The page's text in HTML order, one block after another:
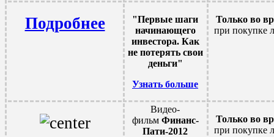
Подробнее
"Первые шаги
начинающего
инвестора. Как
не потерять свои
деньги"
Узнать больше
Только во
при покупке
Видео-
фильмФинанс-
Пати-2012
Только во
при покупке